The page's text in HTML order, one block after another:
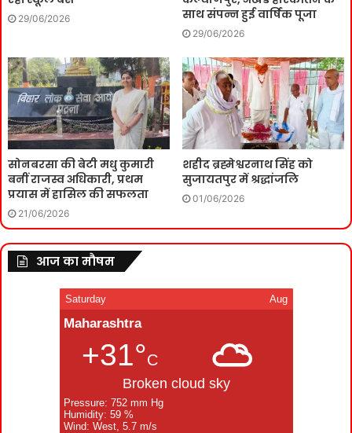
29/06/2026
साथ संपन्न हुई वार्षिक पूजा
29/06/2026
सोनबरसा की बेटी मधु कुमारी
बनीं राजस्व अधिकारी, प्रथम
प्रयास में हासिल की सफलता
21/06/2026
शहीद ब्रह्मेश्वरनाथ सिंह को
सुजायतपुर में श्रद्धांजलि
01/06/2026
आज का मौषम
Saturday Aug
Maharashtra
+31°C
Broken cloud sky
Pressure: 752 mm Hg
Humidity: 59 %
Wind: West, 5.7 m/s